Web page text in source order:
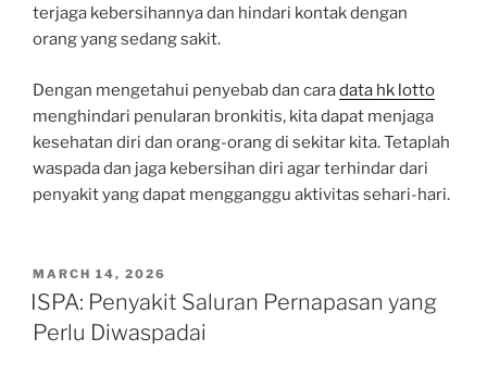
terjaga kebersihannya dan hindari kontak dengan
orang yang sedang sakit.
Dengan mengetahui penyebab dan caradata hk lotto
menghindari penularan bronkitis, kita dapat menjaga
kesehatan diri dan orang-orang di sekitar kita. Tetaplah
waspada dan jaga kebersihan diri agar terhindar dari
penyakit yang dapat mengganggu aktivitas sehari-hari.
POSTED
ON
MARCH 14, 2026
ISPA: Penyakit Saluran Pernapasan yang
Perlu Diwaspadai